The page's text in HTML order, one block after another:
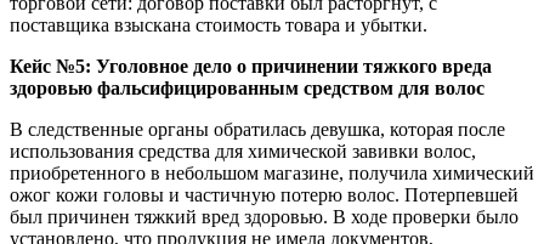
поставщика взыскана стоимость товара и убытки.
Кейс №5: Уголовное дело о причинении тяжкого вреда
здоровью фальсифицированным средством для волос
В следственные органы обратилась девушка, которая после
использования средства для химической завивки волос,
приобретенного в небольшом магазине, получила химический
ожог кожи головы и частичную потерю волос. Потерпевшей
был причинен тяжкий вред здоровью. В ходе проверки было
установлено, что продукция не имела документов,